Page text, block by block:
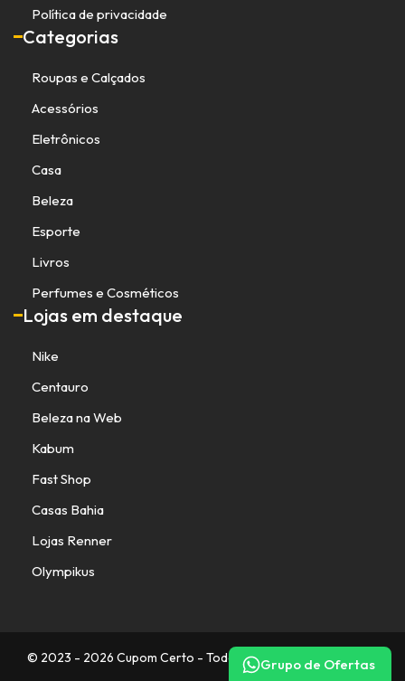
Grupo de Ofertas
Política de privacidade
Categorias
Roupas e Calçados
Acessórios
Eletrônicos
Casa
Beleza
Esporte
Livros
Perfumes e Cosméticos
Lojas em destaque
Nike
Centauro
Beleza na Web
Kabum
Fast Shop
Casas Bahia
Lojas Renner
Olympikus
© 2023 - 2026 Cupom Certo - Todos os direitos reservados.